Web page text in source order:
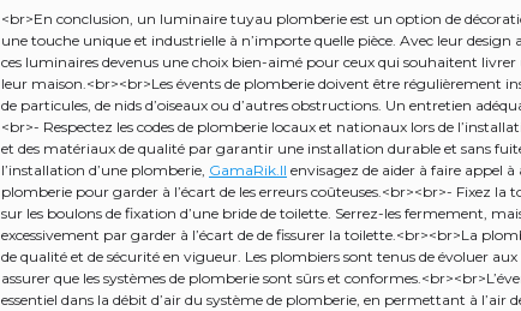
<br>En conclusion, un luminaire tuyau plomberie est un option de
une touche unique et industrielle à n’importe quelle pièce. Avec leur
ces luminaires devenus une choix bien-aimé pour ceux qui souhaitent
leur maison.<br><br>Les évents de plomberie doivent être régulièrement
de particules, de nids d’oiseaux ou d’autres obstructions. Un entretien
<br>- Respectez les codes de plomberie locaux et nationaux lors de
et des matériaux de qualité par garantir une installation durable et sans
l’installation d’une plomberie, GamaRik.lI envisagez de aider à faire appel
plomberie pour garder à l’écart de les erreurs coûteuses.<br><br>- Fixez la
sur les boulons de fixation d’une bride de toilette. Serrez-les fermement,
excessivement par garder à l’écart de de fissurer la toilette.<br><br>La
de qualité et de sécurité en vigueur. Les plombiers sont tenus de évoluer
assurer que les systèmes de plomberie sont sûrs et
essentiel dans la débit d’air du système de plomberie, en permettant à l’air